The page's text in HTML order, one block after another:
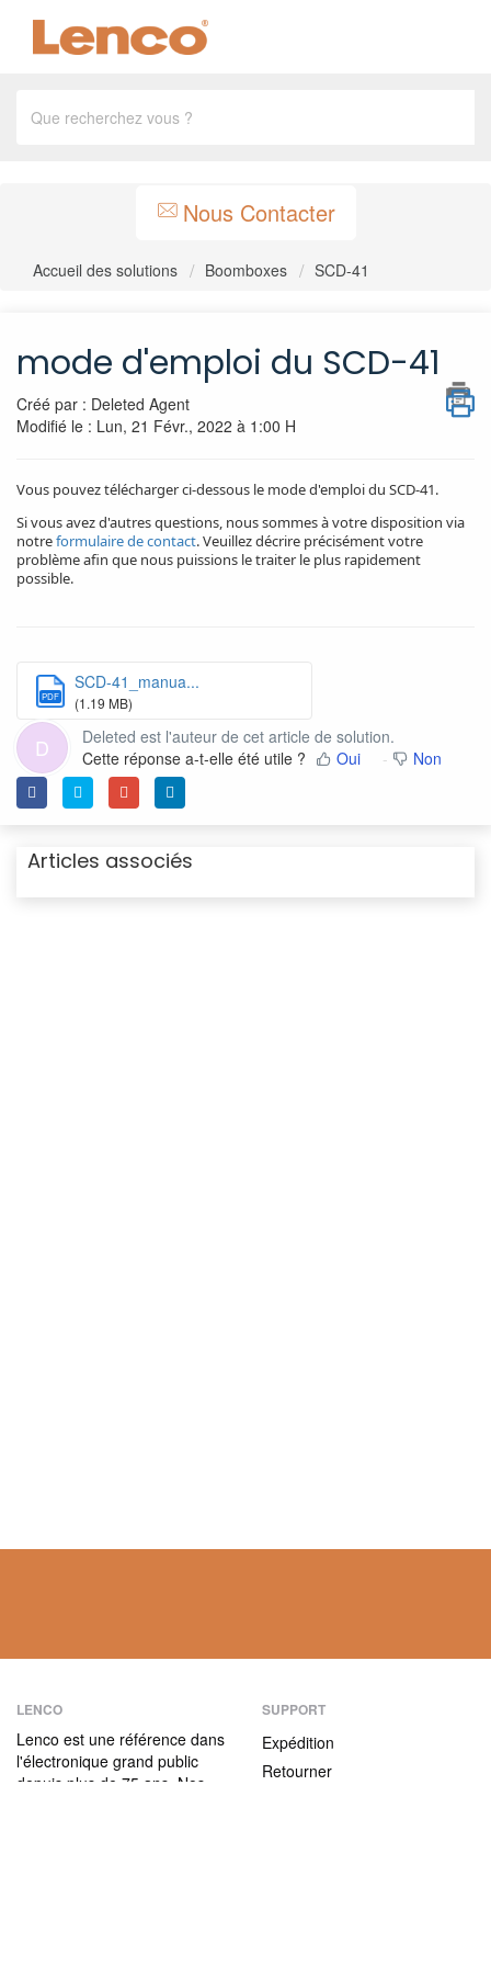
Nous Contacter
Accueil des solutions Boomboxes SCD-41
mode d'emploi du SCD-41
Créé par : Deleted Agent
Modifié le : Lun, 21 Févr., 2022 à 1:00 H
Vous pouvez télécharger ci-dessous le mode d'emploi du SCD-41.
Si vous avez d'autres questions, nous sommes à votre disposition via
notreformulaire de contact. Veuillez décrire précisément votre
problème afin que nous puissions le traiter le plus rapidement
possible.
PDF
SCD-41_manua...
(1.19 MB)
D
Deleted est l'auteur de cet article de solution.
Cette réponse a-t-elle été utile ?
Oui Non
Articles associés
LENCO
Lenco est une référence dans
l'électronique grand public
depuis plus de 75 ans. Nos
SUPPORT
Expédition
Retourner